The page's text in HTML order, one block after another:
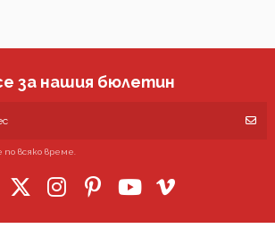
за нашия бюлетин
всяко време.